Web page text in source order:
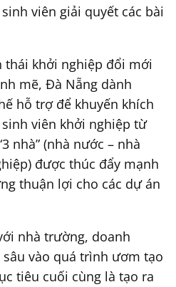
viên giải quyết các bài
thái khởi nghiệp đổi mới
mẽ, Đà Nẵng dành
hỗ trợ để khuyến khích
viên khởi nghiệp từ
nhà” (nhà nước – nhà
được thúc đẩy mạnh
thuận lợi cho các dự án
nhà trường, doanh
vào quá trình ươm tạo
tiêu cuối cùng là tạo ra